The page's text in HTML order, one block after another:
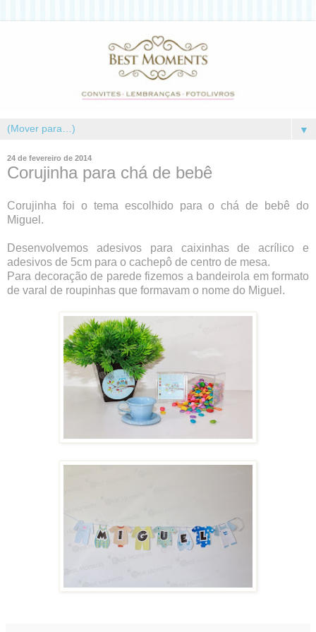
▼
24 de fevereiro de 2014
Corujinha para chá de bebê
Corujinha foi o tema escolhido para o chá de bebê do
Miguel.
Desenvolvemos adesivos para caixinhas de acrílico e
adesivos de 5cm para o cachepô de centro de mesa.
Para decoração de parede fizemos a bandeirola em formato
de varal de roupinhas que formavam o nome do Miguel.